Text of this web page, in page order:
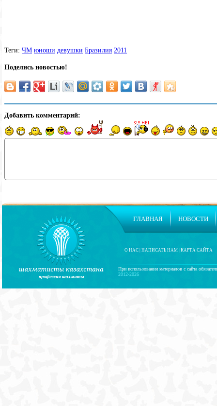
Теги: ЧМ юноши девушки Бразилия 2011
Поделись новостью!
Добавить комментарий:
При использовании материалов с сайта
2012-2026
О НАС НАПИСАТЬ НАМ КАРТА САЙТА
ГЛАВНАЯ НОВОСТИ